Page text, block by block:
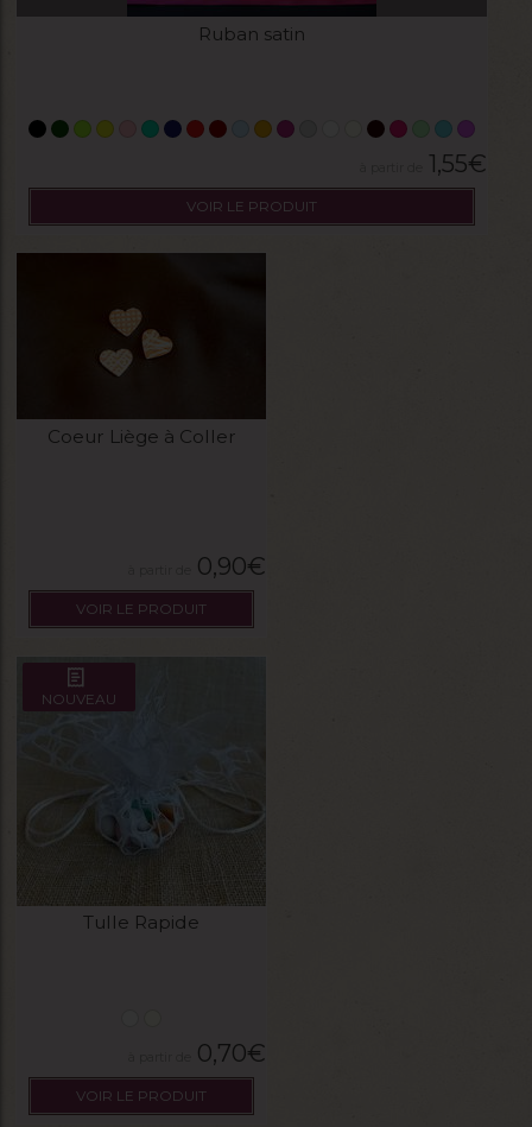
Ruban satin
1,55€
VOIR LE PRODUIT
Coeur Liège à Coller
0,90€
VOIR LE PRODUIT
NOUVEAU
Tulle Rapide
0,70€
VOIR LE PRODUIT